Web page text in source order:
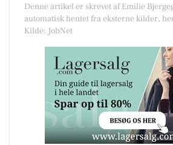
Denne artikel er skrevet af Emilie
automatisk hentet fra eksterne kilder,
Kilde: JobNet